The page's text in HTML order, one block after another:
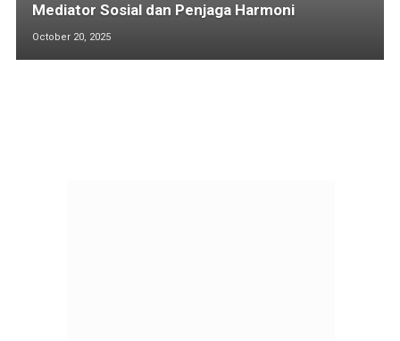
Mediator Sosial dan Penjaga Harmoni
October 20, 2025